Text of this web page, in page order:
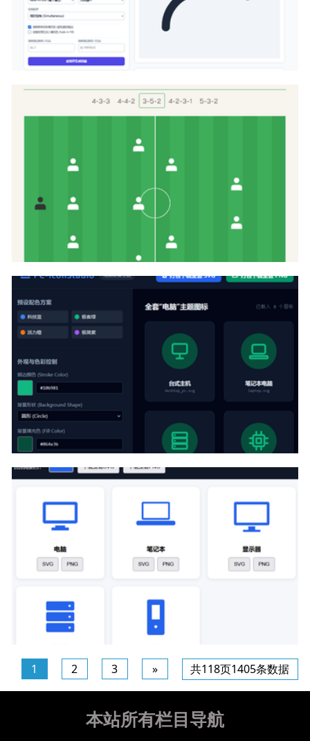
js实现本地svg文件变成svg动画代码
svg+css实现足球比赛团队阵型队形展示代码
1 2 3 » 共118页1405条数据
本站所有栏目导航